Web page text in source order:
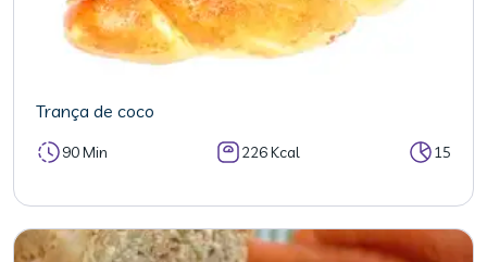
Trança de coco
90 Min 226 Kcal 15